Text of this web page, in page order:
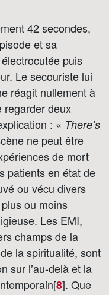
42 secondes,
et sa
puis
Le secouriste lui
réagit nullement à
regarder deux
: « There’s
ne peut être
de mort
patients en état de
ou vécu divers
ou moins
Les EMI,
champs de la
la spiritualité, sont
sur l’au-delà et la
8]. Que